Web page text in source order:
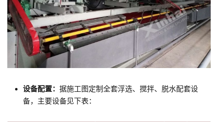
设备配置： 据施工图定制全套浮选、搅拌、脱水配套设
备，主要设备见下表：